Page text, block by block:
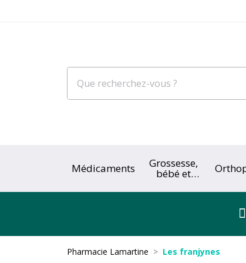
Médicaments Grossesse,
bébé et
Pharmacie Lamartine Les franjynes